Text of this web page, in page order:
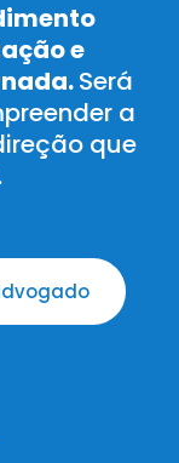
e
Será
a
que